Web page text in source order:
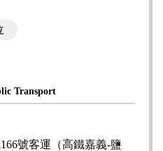
Transport
號客運（高鐵嘉義-鹽